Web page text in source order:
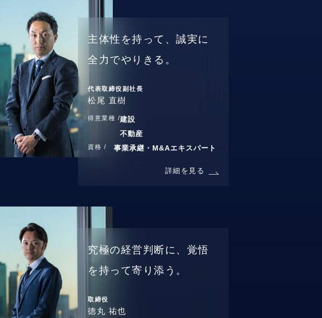
主体性を持って、誠実に
全力でやりきる。
代表取締役副社長
松尾 直樹
得意業種 /建設
不動産
資格 / 事業承継・M&Aエキスパート
詳細を見る
究極の経営判断に、覚悟
を持って寄り添う。
取締役
徳丸 祐也